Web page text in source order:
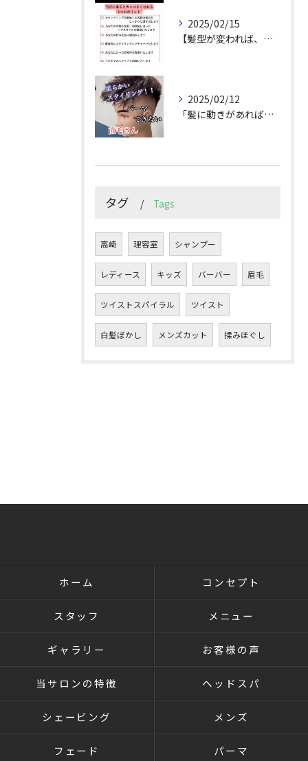
2025/02/15
【髪型が変われば、人生が変わる。
2025/02/12
「髪に動きがあれば印象は変わる！」
タグ Tags
高崎 理容室 シャンプー
レディース キッズ バーバー 眉毛
ツイストスパイラル ツイスト
白髪ぼかし メンズカット 揉みほぐし
ホーム コンセプト
スタッフ メニュー
ギャラリー お客様の声
当サロンの特徴 ヘッドスパ
シェービング メンズ
フェード パーマ